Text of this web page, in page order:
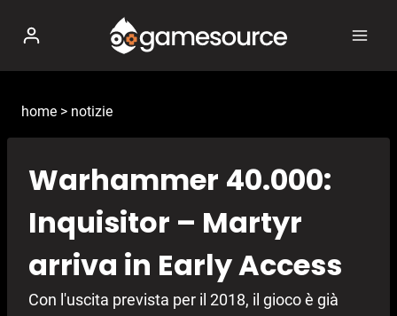
contenuto
home > notizie
Warhammer 40.000:
Inquisitor – Martyr
arriva in Early Access
Con l'uscita prevista per il 2018, il gioco è già